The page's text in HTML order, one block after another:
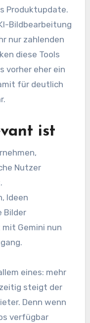
Produktupdate.
Bildbearbeitung
nur zahlenden
diese Tools
vorher eher ein
für deutlich
ist
Nutzer
Ideen
Bilder
Gemini nun
eines: mehr
steigt der
Denn wenn
verfügbar